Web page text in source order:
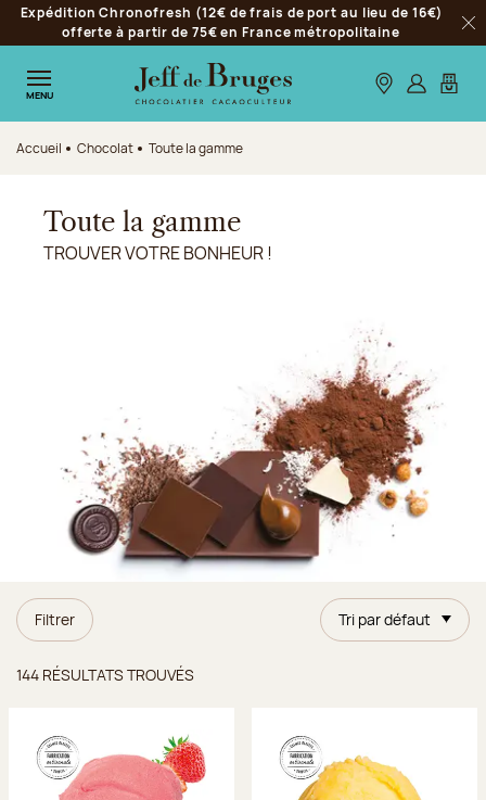
Aller à la navigation
Aller au contenu principal
Aller au pied de page
Expédition Chronofresh (12€ de frais de port au lieu de 16€)
offerte à partir de 75€ en France métropolitaine
MENU Nos boutiques
S’identifier
Mon
Accueil Chocolat Toute la gamme
Toute la gamme
TROUVER VOTRE BONHEUR !
Filtrer Tri par défaut
144 RÉSULTATS TROUVÉS